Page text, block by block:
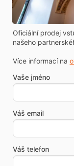
Oficiální prodej
našeho
Více informací na
Vaše jméno
Váš email
Váš telefon